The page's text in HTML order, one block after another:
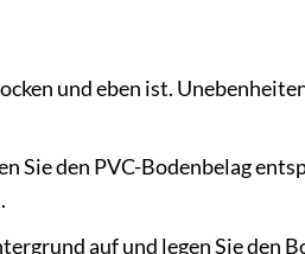
und eben ist.
Sie den PVC-Bodenbelag
auf und legen Sie den